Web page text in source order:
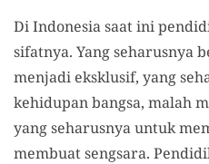
Di Indonesia saat ini
sifatnya. Yang seharusnya
menjadi eksklusif, yang
kehidupan bangsa, malah
yang seharusnya untuk
membuat sengsara.